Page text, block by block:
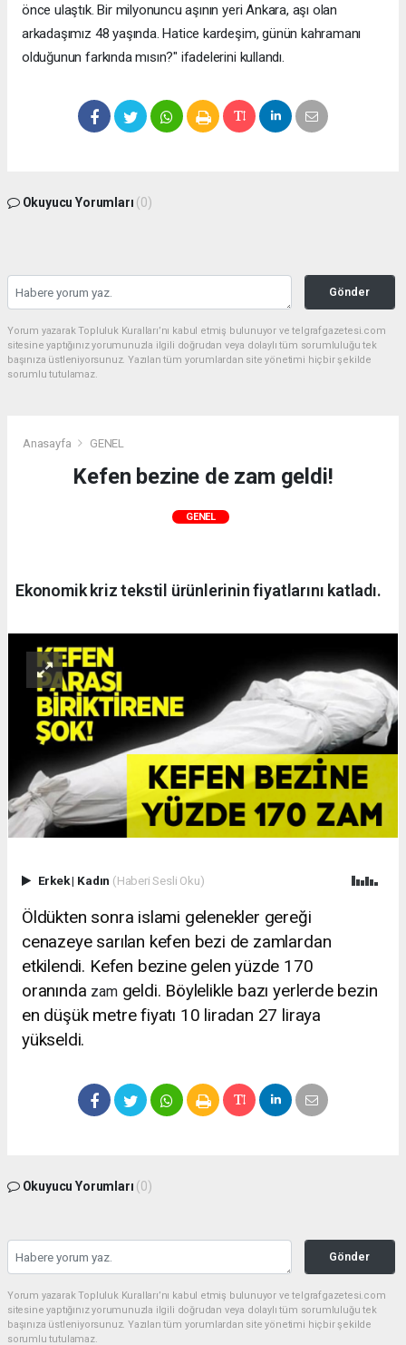
önce ulaştık. Bir milyonuncu aşının yeri Ankara, aşı olan
arkadaşımız 48 yaşında. Hatice kardeşim, günün kahramanı
olduğunun farkında mısın?" ifadelerini kullandı.
Okuyucu Yorumları (0)
Gönder
Yorum yazarak Topluluk Kuralları’nı kabul etmiş bulunuyor ve telgrafgazetesi.com
sitesine yaptığınız yorumunuzla ilgili doğrudan veya dolaylı tüm sorumluluğu tek
başınıza üstleniyorsunuz. Yazılan tüm yorumlardan site yönetimi hiçbir şekilde
sorumlu tutulamaz.
Anasayfa GENEL
Kefen bezine de zam geldi!
GENEL
Ekonomik kriz tekstil ürünlerinin fiyatlarını katladı.
Erkek| Kadın (Haberi Sesli Oku)
Öldükten sonra islami gelenekler gereği
cenazeye sarılan kefen bezi de zamlardan
etkilendi. Kefen bezine gelen yüzde 170
oranında zamgeldi. Böylelikle bazı yerlerde bezin
en düşük metre fiyatı 10 liradan 27 liraya
yükseldi.
Okuyucu Yorumları (0)
Gönder
Yorum yazarak Topluluk Kuralları’nı kabul etmiş bulunuyor ve telgrafgazetesi.com
sitesine yaptığınız yorumunuzla ilgili doğrudan veya dolaylı tüm sorumluluğu tek
başınıza üstleniyorsunuz. Yazılan tüm yorumlardan site yönetimi hiçbir şekilde
sorumlu tutulamaz.